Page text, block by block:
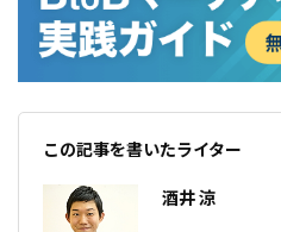
この記事を書いたライター
酒井 涼